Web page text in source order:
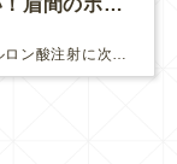
縦ジワだけじゃない！眉間のボトックス注射
ボトックスは当院でヒアルロン酸注射に次いで人気のある治療です。 私自身、美容治療が制限されていた妊娠・授乳中に一番やりたかったのはボトックスで、 「ボトックスが世の中から無くなったら困る！」と...